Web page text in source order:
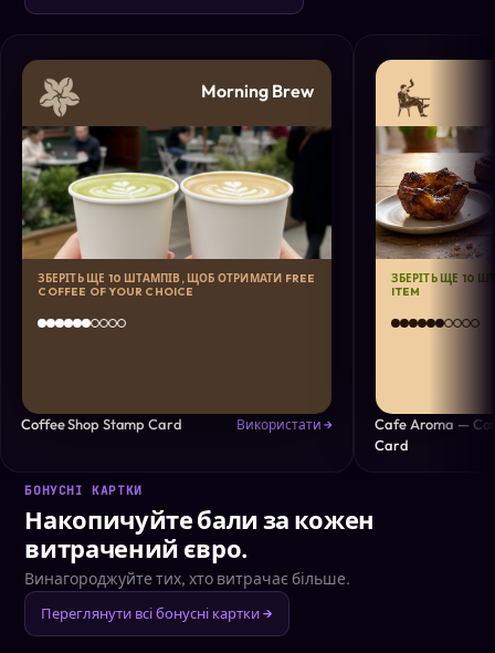
Morning Brew
ЗБЕРІТЬ ЩЕ 10 ШТАМПІВ, ЩОБ ОТРИМАТИ FREE
COFFEE OF YOUR CHOICE
Coffee Shop Stamp Card Використати →
ЗБЕРІТЬ ЩЕ 10
ITEM
Cafe Aroma —
Card
БОНУСНІ КАРТКИ
Накопичуйте бали за кожен
витрачений євро.
Винагороджуйте тих, хто витрачає більше.
Переглянути всі бонусні картки →